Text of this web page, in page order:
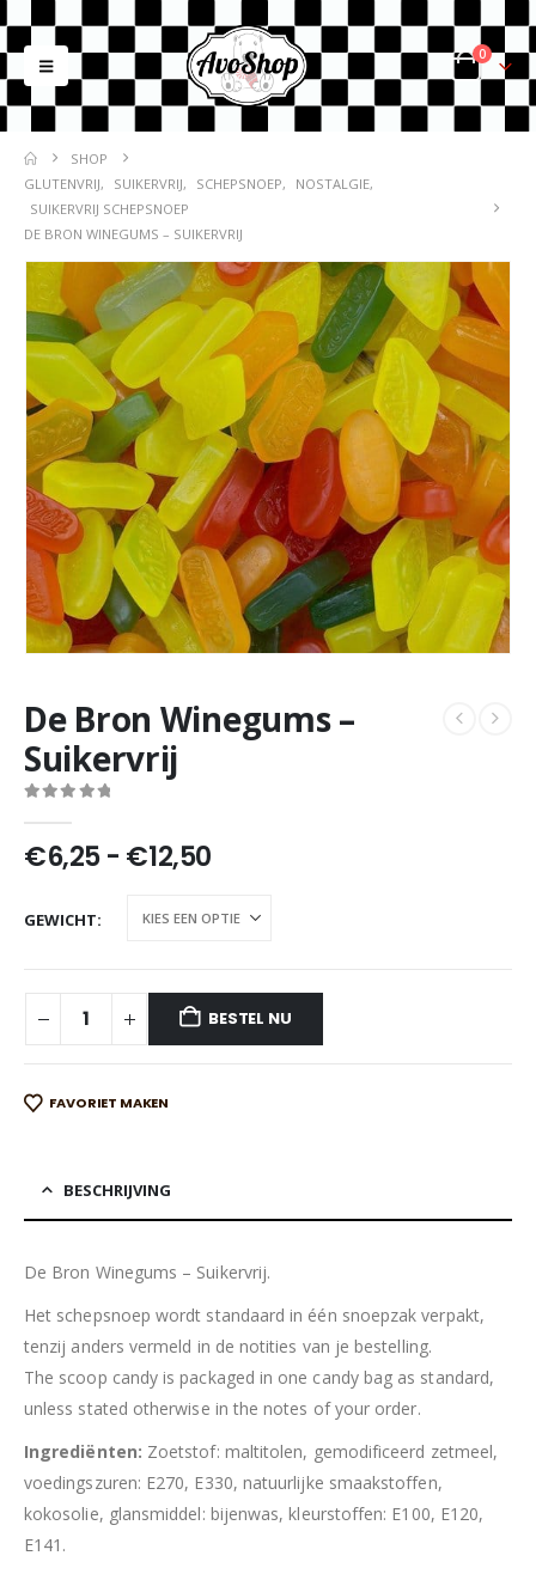
0
SHOP
GLUTENVRIJ, SUIKERVRIJ, SCHEPSNOEP, NOSTALGIE,
SUIKERVRIJ SCHEPSNOEP
DE BRON WINEGUMS – SUIKERVRIJ
De Bron Winegums –
Suikervrij
€6,25 - €12,50Prijsklasse:
tot
€12,50
GEWICHT
BESTEL NU
FAVORIET MAKEN
BESCHRIJVING
De Bron Winegums – Suikervrij.
Het schepsnoep wordt standaard in één snoepzak verpakt,
tenzij anders vermeld in de notities van je bestelling.
The scoop candy is packaged in one candy bag as standard,
unless stated otherwise in the notes of your order.
Ingrediënten: Zoetstof: maltitolen, gemodificeerd zetmeel,
voedingszuren: E270, E330, natuurlijke smaakstoffen,
kokosolie, glansmiddel: bijenwas, kleurstoffen: E100, E120,
E141.